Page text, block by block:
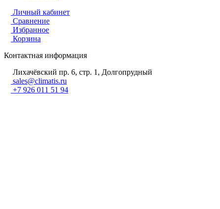
Личный кабинет
Сравнение
Избранное
Корзина
Контактная информация
Лихачёвский пр. 6, стр. 1, Долгопрудный
sales@climatis.ru
+7 926 011 51 94